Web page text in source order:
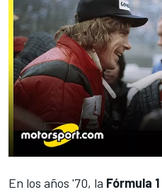
En los años '70, la Fórmula 1